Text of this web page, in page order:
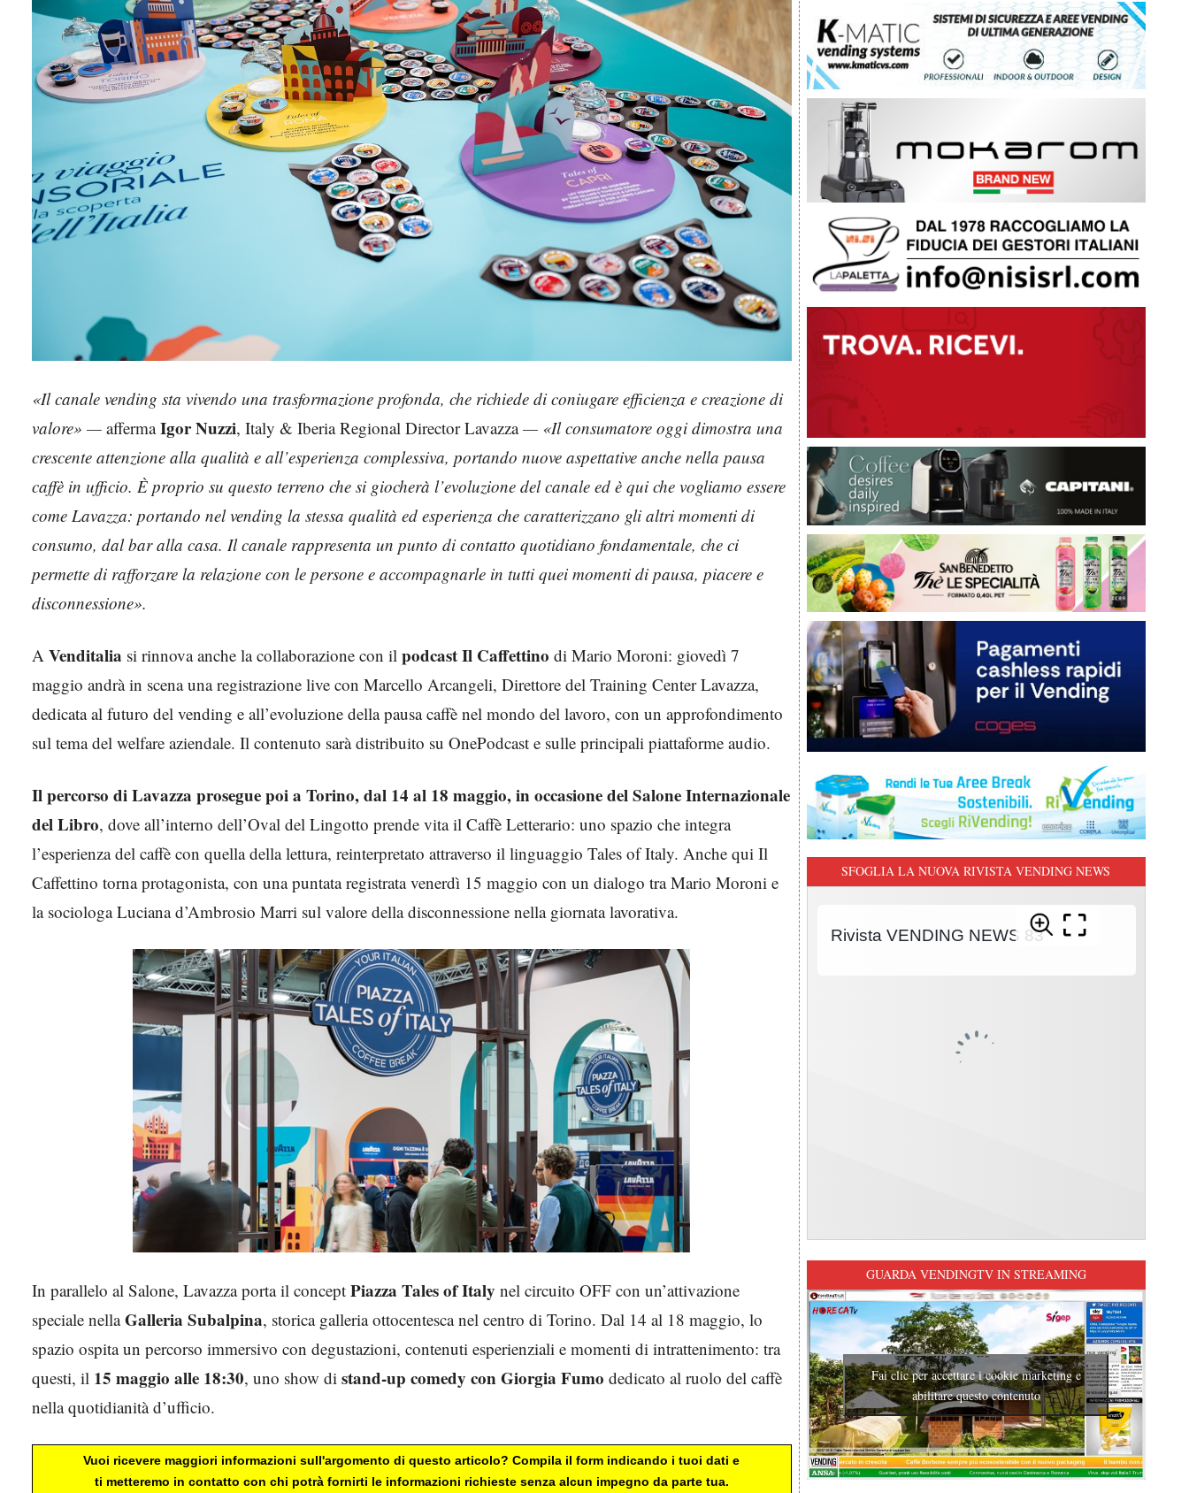
«Il canale vending sta vivendo una trasformazione profonda, che richiede di coniugare efficienza e creazione di
valore» — affermaIgor Nuzzi, Italy & Iberia Regional Director Lavazza— «Il consumatore oggi dimostra una
crescente attenzione alla qualità e all’esperienza complessiva, portando nuove aspettative anche nella pausa
caffè in ufficio. È proprio su questo terreno che si giocherà l’evoluzione del canale ed è qui che vogliamo essere
come Lavazza: portando nel vending la stessa qualità ed esperienza che caratterizzano gli altri momenti di
consumo, dal bar alla casa. Il canale rappresenta un punto di contatto quotidiano fondamentale, che ci
permette di rafforzare la relazione con le persone e accompagnarle in tutti quei momenti di pausa, piacere e
disconnessione».
A Venditalia si rinnova anche la collaborazione con il podcast Il Caffettino di Mario Moroni: giovedì 7
maggio andrà in scena una registrazione live con Marcello Arcangeli, Direttore del Training Center Lavazza,
dedicata al futuro del vending e all’evoluzione della pausa caffè nel mondo del lavoro, con un approfondimento
sul tema del welfare aziendale. Il contenuto sarà distribuito su OnePodcast e sulle principali piattaforme audio.
Il percorso di Lavazza prosegue poi a Torino, dal 14 al 18 maggio, in occasione del Salone Internazionale
del Libro, dove all’interno dell’Oval del Lingotto prende vita il Caffè Letterario: uno spazio che integra
l’esperienza del caffè con quella della lettura, reinterpretato attraverso il linguaggio Tales of Italy. Anche qui Il
Caffettino torna protagonista, con una puntata registrata venerdì 15 maggio con un dialogo tra Mario Moroni e
la sociologa Luciana d’Ambrosio Marri sul valore della disconnessione nella giornata lavorativa.
In parallelo al Salone, Lavazza porta il concept Piazza Tales of Italy nel circuito OFF con un’attivazione
speciale nellaGalleria Subalpina, storica galleria ottocentesca nel centro di Torino. Dal 14 al 18 maggio, lo
spazio ospita un percorso immersivo con degustazioni, contenuti esperienziali e momenti di intrattenimento: tra
questi, il 15 maggio alle 18:30, uno show di stand-up comedy con Giorgia Fumo dedicato al ruolo del caffè
nella quotidianità d’ufficio.
Vuoi ricevere maggiori informazioni sull'argomento di questo articolo? Compila il form indicando i tuoi dati e
ti metteremo in contatto con chi potrà fornirti le informazioni richieste senza alcun impegno da parte tua.
SFOGLIA LA NUOVA RIVISTA VENDING NEWS
GUARDA VENDINGTV IN STREAMING
Fai clic per accettare i cookie marketing e
abilitare questo contenuto